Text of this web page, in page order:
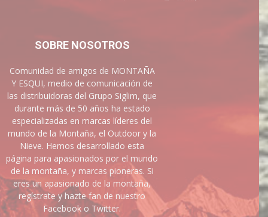
SOBRE NOSOTROS
Comunidad de amigos de MONTAÑA
Y ESQUI, medio de comunicación de
las distribuidoras del Grupo Siglim, que
durante más de 50 años ha estado
especializadas en marcas líderes del
mundo de la Montaña, el Outdoor y la
Nieve. Hemos desarrollado esta
página para apasionados por el mundo
de la montaña, y marcas pioneras. Si
eres un apasionado de la montaña,
regístrate y hazte fan de nuestro
Facebook o Twitter.